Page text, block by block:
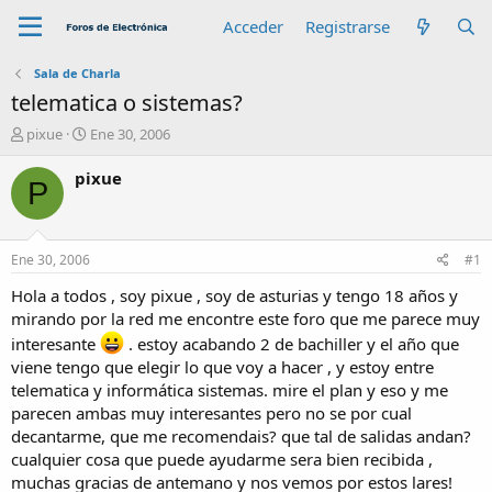
Acceder Registrarse
Sala de Charla
telematica o sistemas?
A
t
o
r
pixue
F
c
n
c
i
o
Ene 30, 2006
P pixue
Ene 30, 2006 #1
Hola a todos , soy pixue , soy de asturias y tengo 18 años y
mirando por la red me encontre este foro que me parece muy
interesante
. estoy acabando 2 de bachiller y el año que
viene tengo que elegir lo que voy a hacer , y estoy entre
telematica y informática sistemas. mire el plan y eso y me
parecen ambas muy interesantes pero no se por cual
decantarme, que me recomendais? que tal de salidas andan?
cualquier cosa que puede ayudarme sera bien recibida ,
muchas gracias de antemano y nos vemos por estos lares!